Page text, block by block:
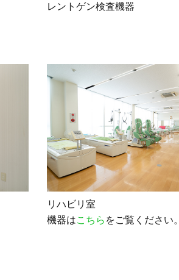
レントゲン検査機器
リハビリ室
機器はこちら をご覧ください。